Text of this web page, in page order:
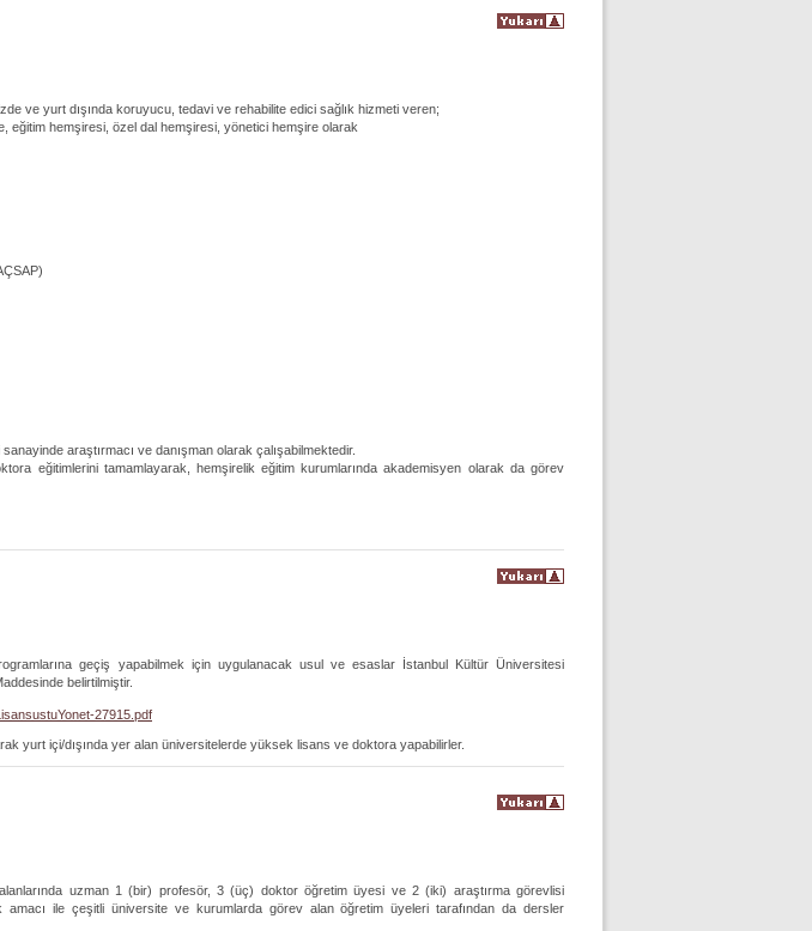
ve yurt dışında koruyucu, tedavi ve rehabilite edici sağlık hizmeti veren;
eğitim hemşiresi, özel dal hemşiresi, yönetici hemşire olarak
araştırmacı ve danışman olarak çalışabilmektedir.
eğitimlerini tamamlayarak, hemşirelik eğitim kurumlarında akademisyen olarak da görev
geçiş yapabilmek için uygulanacak usul ve esaslar İstanbul Kültür Üniversitesi
belirtilmiştir.
27915.pdf
yurt içi/dışında yer alan üniversitelerde yüksek lisans ve doktora yapabilirler.
uzman 1 (bir) profesör, 3 (üç) doktor öğretim üyesi ve 2 (iki) araştırma görevlisi
amacı ile çeşitli üniversite ve kurumlarda görev alan öğretim üyeleri tarafından da dersler